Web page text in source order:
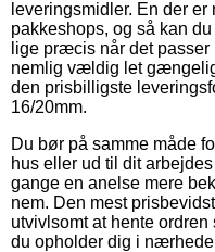
leveringsmidler. En der
pakkeshops, og så kan
lige præcis når det
nemlig vældig let
den prisbilligste
16/20mm.
Du bør på samme måde
hus eller ud til dit
gange en anelse mere
nem. Den mest
utvivlsomt at hente
du opholder dig i